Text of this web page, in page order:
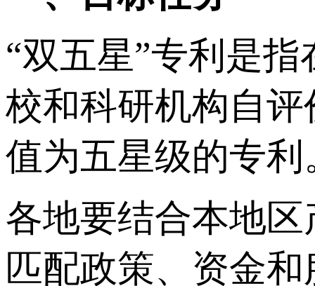
“双五星”专利是
校和科研机构自
值为五星级的专利
各地要结合本地
匹配政策、资金